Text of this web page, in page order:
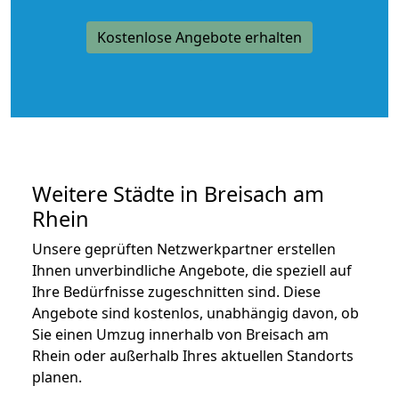
Kostenlose Angebote erhalten
Weitere Städte in Breisach am
Rhein
Unsere geprüften Netzwerkpartner erstellen
Ihnen unverbindliche Angebote, die speziell auf
Ihre Bedürfnisse zugeschnitten sind. Diese
Angebote sind kostenlos, unabhängig davon, ob
Sie einen Umzug innerhalb von Breisach am
Rhein oder außerhalb Ihres aktuellen Standorts
planen.